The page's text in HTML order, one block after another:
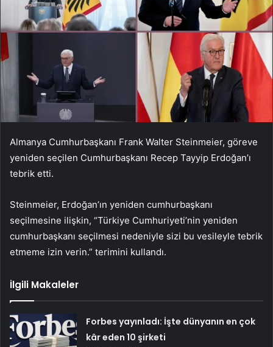
Almanya Cumhurbaşkanı Frank Walter Steinmeier, göreve
yeniden seçilen Cumhurbaşkanı Recep Tayyip Erdoğan’ı
tebrik etti.
Steinmeier, Erdoğan’ın yeniden cumhurbaşkanı
seçilmesine ilişkin, “Türkiye Cumhuriyeti’nin yeniden
cumhurbaşkanı seçilmesi nedeniyle sizi bu vesileyle tebrik
etmeme izin verin.” terimini kullandı.
İlgili Makaleler
Forbes yayınladı: İşte dünyanın en çok
kâr eden 10 şirketi